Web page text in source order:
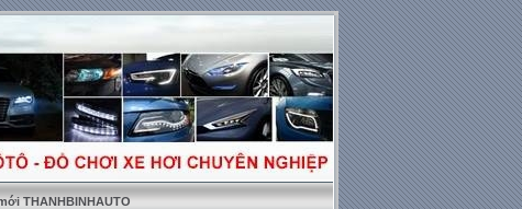
THANHBINHAUTO